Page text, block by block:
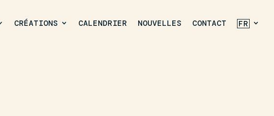
CRÉATIONS CALENDRIER NOUVELLES CONTACT FR